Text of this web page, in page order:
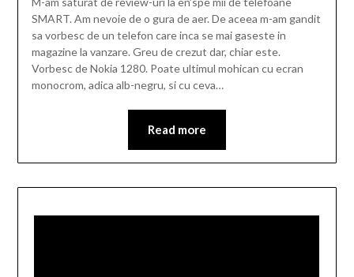
SMART. Am nevoie de o gura de aer. De aceea m-am gandit
sa vorbesc de un telefon care inca se mai gaseste in
magazine la vanzare. Greu de crezut dar, chiar este.
Vorbesc de Nokia 1280. Poate ultimul mohican cu ecran
monocrom, adica alb-negru, si cu ceva…
Read more